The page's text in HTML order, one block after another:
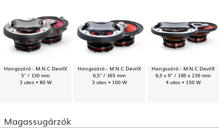
Hangszóró - M.N.C DevilX
5" / 130 mm
3 utas • 80 W
Hangszóró - M.N.C DevilX
6,5" / 165 mm
3 utas • 100 W
Hangszóró - M.N.C DevilX
6,5 x 9" / 165 x 236 mm
4 utas • 150 W
Magassugárzók